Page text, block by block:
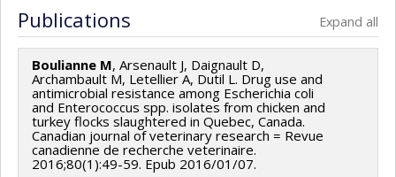
Mateescu
Funding sources:FRQNT/Fonds de recherche du
Québec - Nature et technologies (FQRNT)
Grant programs:PVXXXXXX-(RS) Programme de
regroupements stratégiques
Co-researchers :
Mario Jacques,Daniel Dubreuil,John Morris
Fairbrother
Marcelo Gottschalk
Jean-Louis Schwartz
,France Daigle,Serge Messier, Michael Mourez
Sylvie D'Allaire,Jérôme Del Castillo,Jean-Pierre
Vaillancourt, Robert Prud'homme,Carl A. Gagnon
Ann Letellier,Marie Archambault,Mariela Segura
Bernard Massie,Julie Arsenault,Géraldine Bazuin
Publications Expand all
Boulianne M, Arsenault J, Daignault D,
Archambault M, Letellier A, Dutil L. Drug use and
antimicrobial resistance among Escherichia coli
and Enterococcus spp. isolates from chicken and
turkey flocks slaughtered in Quebec, Canada.
Canadian journal of veterinary research = Revue
canadienne de recherche veterinaire.
2016;80(1):49-59. Epub 2016/01/07.